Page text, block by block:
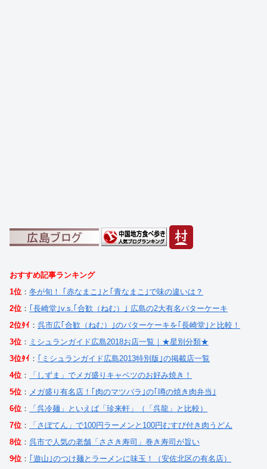
おすすめ記事ランキング
1位 ： 冬が旬！ ｢赤なまこ｣と｢青なまこ｣で味の違いは？
2位 ： ｢長崎堂｣v.s.｢合歓（ねむ）｣ 広島の2大有名バターケーキ
2位ﾀｲ ： 呉市広｢合歓（ねむ）｣のバターケーキを｢長崎堂｣と比較！
3位 ： ミシュランガイド広島2018お店一覧｜★星別分類★
3位ﾀｲ ： ｢ミシュランガイド広島2013特別版｣の掲載店一覧
4位 ：
「しずま」でメガ盛りキャベツのお好み焼き！
5位 ： メガ盛り有名店！｢肉のマツバラ｣の｢噂の焼き肉弁当｣
6位 ：
「呉冷麺」といえば「珍来軒」（「呉龍」と比較）
7位 ：
「さぼてん」で100円ラーメンと100円むすび付き肉うどん
8位 ： 呉市で人気の老舗「ささき寿司」巻き寿司が旨い
9位 ： ｢遊山｣のつけ麺とラーメンに味玉！（安佐北区の有名店）